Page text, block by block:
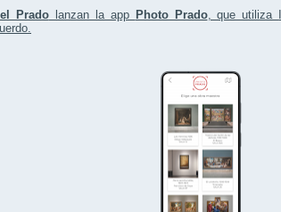
Pradolanzan la app Photo Prado, que utiliza